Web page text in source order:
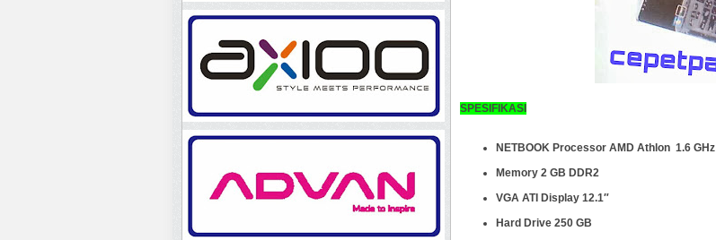
SPESIFIKASI
NETBOOK Processor AMD Athlon 1.6 GHz
Memory 2 GB DDR2
VGA ATI Display 12.1″
Hard Drive 250 GB